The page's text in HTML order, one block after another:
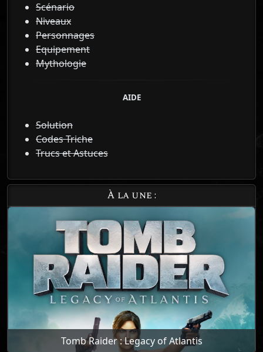
Scénario
Niveaux
Personnages
Equipement
Mythologie
AIDE
Solution
Codes Triche
Trucs et Astuces
À la une :
Tomb Raider : Legacy of Atlantis